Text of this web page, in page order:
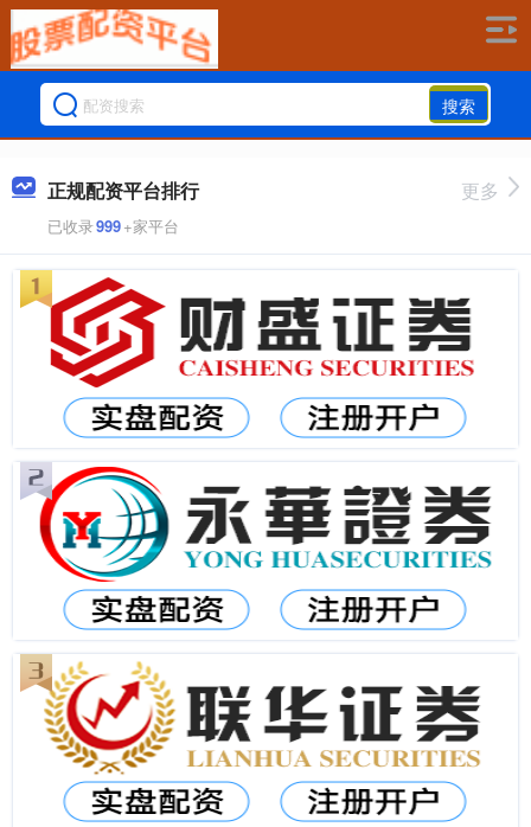
搜索
正规配资平台排行
已收录999+家平台
更多